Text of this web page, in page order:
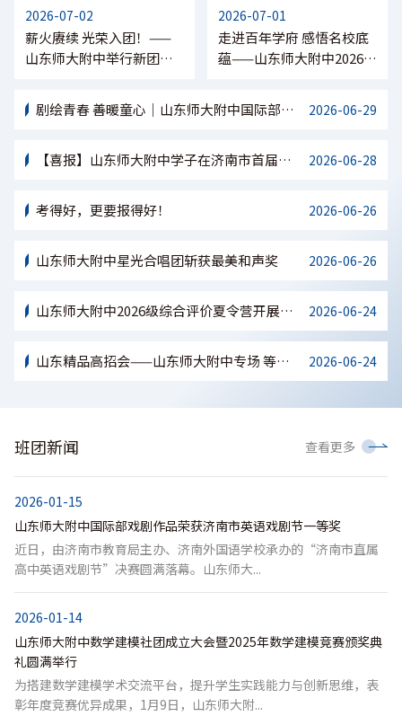
2026-07-02
薪火赓续 光荣入团！——
山东师大附中举行新团员
2026-07-01
走进百年学府 感悟名校底
蕴——山东师大附中2026级
学开展研学活动
剧绘青春 善暖童心｜山东师大附中国际部第
2026-06-29
【喜报】山东师大附中学子在济南市首届
2026-06-28
考得好，更要报得好！ 2026-06-26
山东师大附中星光合唱团斩获最美和声奖 2026-06-26
山东师大附中2026级综合评价夏令营开展双
2026-06-24
山东精品高招会——山东师大附中专场 等你
2026-06-24
班团新闻 查看更多
2026-01-15
山东师大附中国际部戏剧作品荣获济南市英语戏剧节一等奖
近日，由济南市教育局主办、济南外国语学校承办的“济南市直属
高中英语戏剧节”决赛圆满落幕。山东师大...
2026-01-14
山东师大附中数学建模社团成立大会暨2025年数学建模竞赛颁奖典
礼圆满举行
为搭建数学建模学术交流平台，提升学生实践能力与创新思维，表
彰年度竞赛优异成果，1月9日，山东师大附...